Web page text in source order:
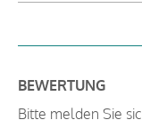
BEWERTUNG
Bitte melden Sie